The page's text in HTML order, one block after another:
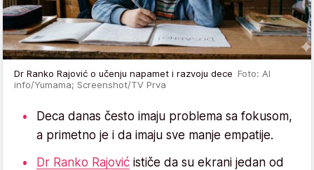
Dr Ranko Rajović o učenju napamet i razvoju dece Foto: AI
info/Yumama; Screenshot/TV Prva
Deca danas često imaju problema sa fokusom,
a primetno je i da imaju sve manje empatije.
Dr Ranko Rajović ističe da su ekrani jedan od